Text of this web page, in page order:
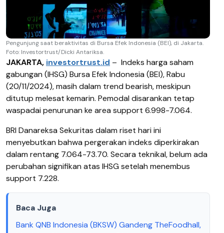
Pengunjung saat beraktivitas di Bursa Efek Indonesia (BEI), di Jakarta.
Foto: Investortrust/Dicki Antariksa.
JAKARTA, investortrust.id – Indeks harga saham
gabungan (IHSG) Bursa Efek Indonesia (BEI), Rabu
(20/11/2024), masih dalam trend bearish, meskipun
ditutup melesat kemarin. Pemodal disarankan tetap
waspadai penurunan ke area support 6.998-7.064.
BRI Danareksa Sekuritas dalam riset hari ini
menyebutkan bahwa pergerakan indeks diperkirakan
dalam rentang 7.064-73.70. Secara teknikal, belum ada
perubahan signifikan atas IHSG setelah menembus
support 7.228.
Baca Juga
Bank QNB Indonesia (BKSW) Gandeng TheFoodhall,